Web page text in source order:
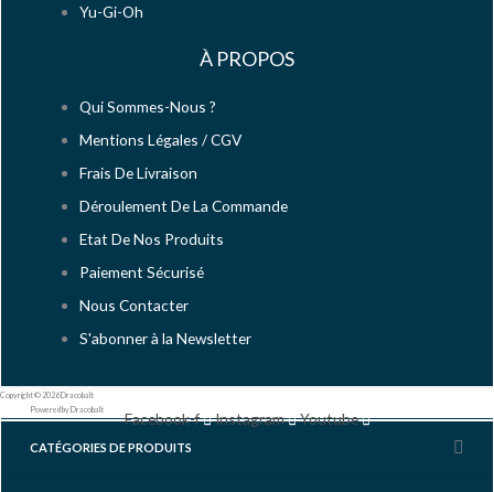
Yu-Gi-Oh
À PROPOS
Qui Sommes-Nous ?
Mentions Légales / CGV
Frais De Livraison
Déroulement De La Commande
Etat De Nos Produits
Paiement Sécurisé
Nous Contacter
S'abonner à la Newsletter
Copyright © 2026 Dracobalt
Powered by Dracobalt
Facebook-f Instagram Youtube
CATÉGORIES DE PRODUITS